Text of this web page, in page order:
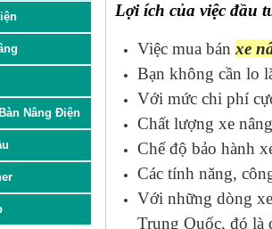
Lợi ích của việc đầu
Việc mua bán xe
Bạn không cần lo
Với mức chi phí
Chất lượng xe
Chế độ bảo hành
Các tính năng,
Với những dòng
Trung Quốc, đó là
Nâng Điện